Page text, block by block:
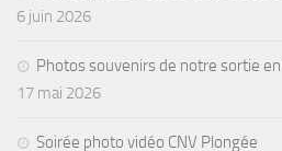
6 juin 2026
Photos souvenirs de notre sortie
17 mai 2026
Soirée photo vidéo CNV Plongée